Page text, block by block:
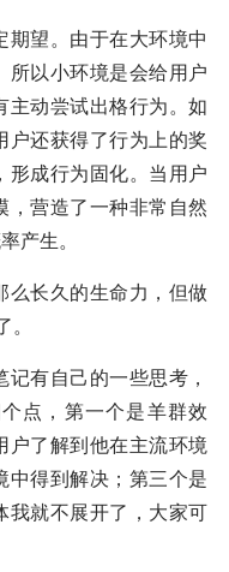
期望。由于在大环境中
所以小环境是会给用户
主动尝试出格行为。如
户还获得了行为上的奖
形成行为固化。当用户
，营造了一种非常自然
产生。
么长久的生命力，但做
。
有自己的一些思考，
点，第一个是羊群效
户了解到他在主流环境
中得到解决；第三个是
我就不展开了，大家可